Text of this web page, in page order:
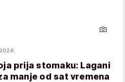
prija stomaku: Lagani
manje od sat vremena